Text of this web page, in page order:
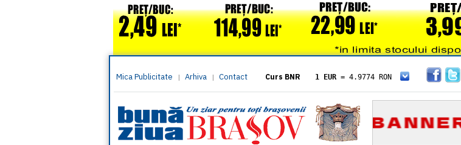
Mica Publicitate | Arhiva | Contact Curs BNR 1 EUR = 4.9774 RON
= 5.8304 RON
1 XAU= 464.4611 RON
1 AED= 1.1933 RON
1 AUD= 2.7957 RON
1 BGN= 2.5449 RON